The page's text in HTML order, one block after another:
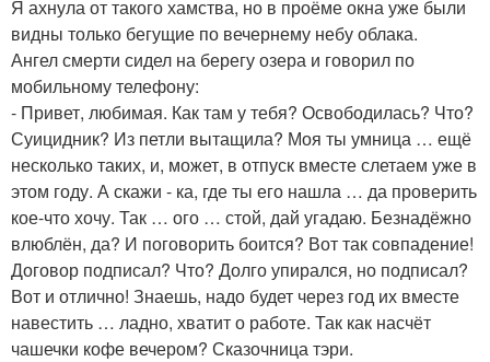
Я ахнула от такого хамства, но в проёме окна уже были
видны только бегущие по вечернему небу облака.
Ангел смерти сидел на берегу озера и говорил по
мобильному телефону:
- Привет, любимая. Как там у тебя? Освободилась? Что?
Суицидник? Из петли вытащила? Моя ты умница … ещё
несколько таких, и, может, в отпуск вместе слетаем уже в
этом году. А скажи - ка, где ты его нашла … да проверить
кое-что хочу. Так … ого … стой, дай угадаю. Безнадёжно
влюблён, да? И поговорить боится? Вот так совпадение!
Договор подписал? Что? Долго упирался, но подписал?
Вот и отлично! Знаешь, надо будет через год их вместе
навестить … ладно, хватит о работе. Так как насчёт
чашечки кофе вечером? Сказочница тэри.